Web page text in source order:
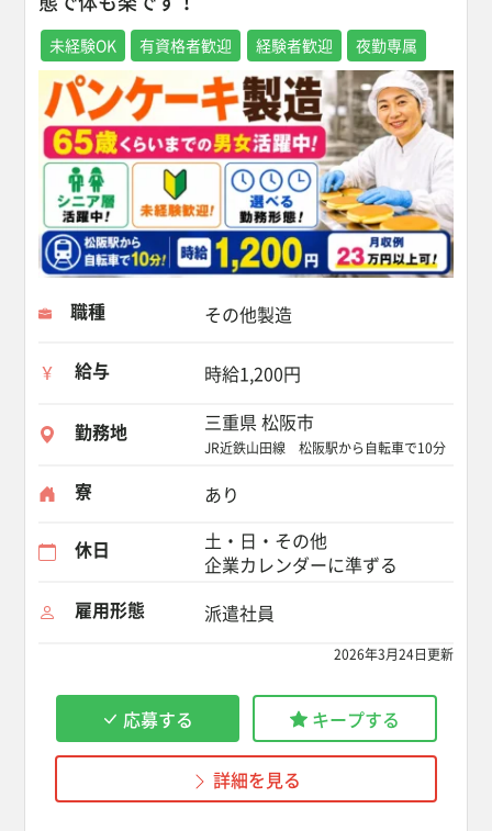
未経験OK 有資格者歓迎 経験者歓迎 夜勤専属
職種 その他製造
給与 時給1,200円
勤務地 三重県 松阪市
JR近鉄山田線 松阪駅から自転車で10分
寮 あり
休日
土・日・その他
企業カレンダーに準ずる
雇用形態
派遣社員
2026年3月24日更新
応募する キープする
詳細を見る